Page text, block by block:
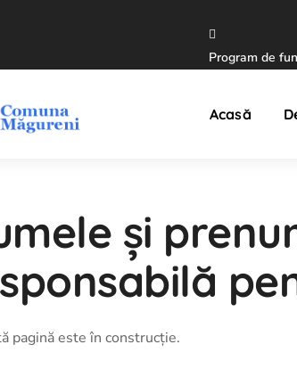
Program de
Acasă
și
pagină este în construcție.